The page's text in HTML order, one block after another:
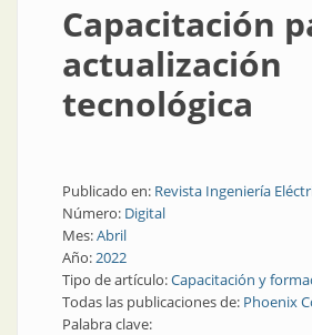
Capacitación
actualización
tecnológica
Publicado en: Revista Ingeniería
Número: Digital
Mes:Abril
Año:2022
Tipo de artículo:Capacitación y
Todas las publicaciones de: Phoenix
Palabra clave: